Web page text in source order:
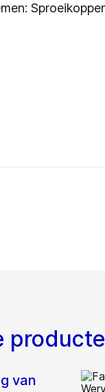
van